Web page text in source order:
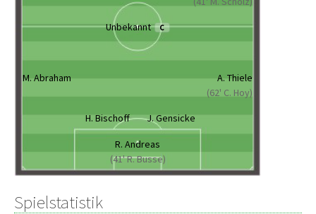
Unbekannt
C
M. Abraham
A. Thiele
(62' C. Hoy)
H. Bischoff
J. Gensicke
R. Andreas
(41' R. Busse)
Spielstatistik